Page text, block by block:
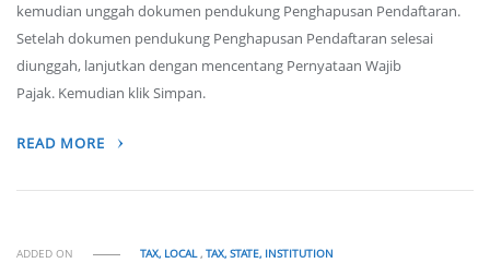
kemudian unggah dokumen pendukung Penghapusan Pendaftaran.
Setelah dokumen pendukung Penghapusan Pendaftaran selesai
diunggah, lanjutkan dengan mencentang Pernyataan Wajib
Pajak. Kemudian klik Simpan.
READ MORE
ADDED ON TAX, LOCAL,TAX, STATE, INSTITUTION